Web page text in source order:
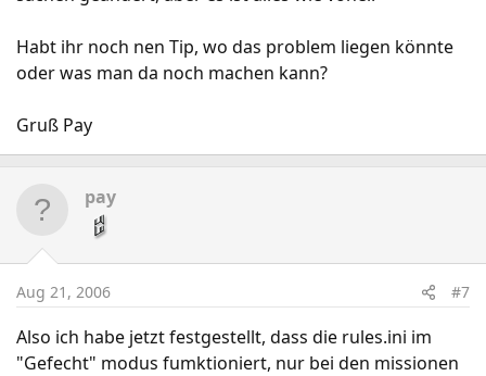
Habt ihr noch nen Tip, wo das problem liegen könnte
oder was man da noch machen kann?
Gruß Pay
pay
Aug 21, 2006 #7
Also ich habe jetzt festgestellt, dass die rules.ini im
"Gefecht" modus fumktioniert, nur bei den missionen